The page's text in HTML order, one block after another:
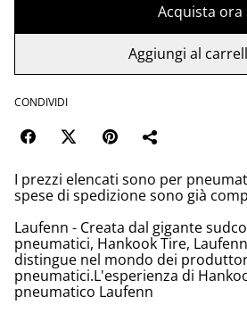
Acquista ora
Aggiungi al
CONDIVIDI
I prezzi elencati sono per
spese di spedizione sono già
Laufenn - Creata dal gigante
pneumatici, Hankook Tire,
distingue nel mondo dei
pneumatici.L'esperienza di
pneumatico Laufenn